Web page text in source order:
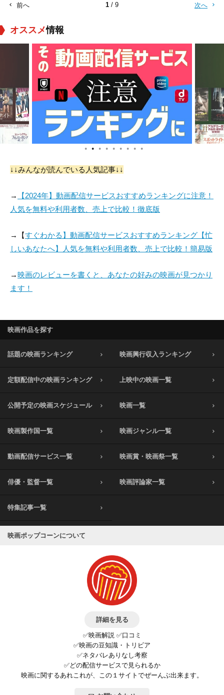
の申し出を受けるが……。
前へ 1 / 9 次へ
オススメ情報
● ● ● ● ● ● ● ● ●
↓↓みんなが読んでいる人気記事↓↓
→
【2024年】動画配信サービスおすすめランキングに注意！
人気を無料や利用者数、売上で比較！徹底版
→【すぐわかる】動画配信サービスおすすめランキング【忙
しいあなたへ】人気を無料や利用者数、売上で比較！簡易版
→映画のレビューを書くと、あなたの好みの映画が見つかり
ます！
映画作品を探す
話題の映画ランキング 映画興行収入ランキング
定額配信中の映画ランキング 上映中の映画一覧
公開予定の映画スケジュール 映画一覧
映画製作国一覧 映画ジャンル一覧
動画配信サービス一覧 映画賞・映画祭一覧
俳優・監督一覧 映画評論家一覧
特集記事一覧
映画ポップコーンについて
詳細を見る
✅映画解説 ✅口コミ
✅映画の豆知識・トリビア
✅ネタバレありなし考察
✅どの配信サービスで見られるか
映画に関するあれこれが、この１サイトでぜーんぶ出来ます。